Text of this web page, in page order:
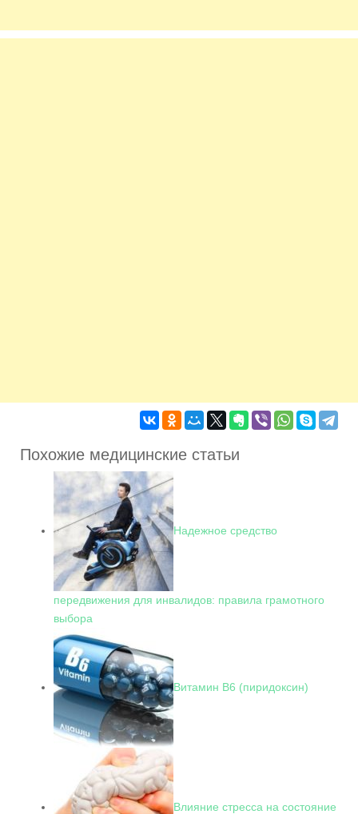
Похожие медицинские статьи
Надежное средство
передвижения для инвалидов: правила грамотного
выбора
Витамин В6 (пиридоксин)
Влияние стресса на состояние